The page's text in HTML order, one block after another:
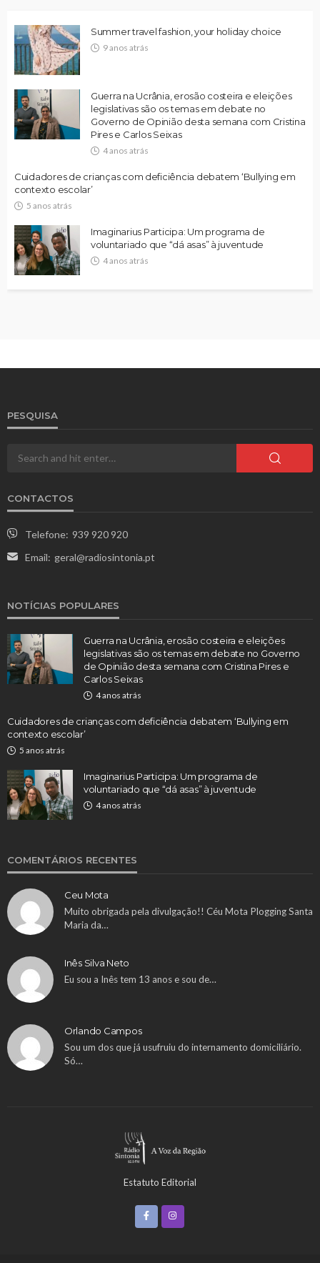
Summer travel fashion, your holiday choice
9 anos atrás
Guerra na Ucrânia, erosão costeira e eleições
legislativas são os temas em debate no
Governo de Opinião desta semana com Cristina
Pires e Carlos Seixas
4 anos atrás
Cuidadores de crianças com deficiência debatem ‘Bullying em
contexto escolar’
5 anos atrás
Imaginarius Participa: Um programa de
voluntariado que “dá asas” à juventude
4 anos atrás
PESQUISA
CONTACTOS
Telefone: 939 920 920
Email: geral@radiosintonia.pt
NOTÍCIAS POPULARES
Guerra na Ucrânia, erosão costeira e eleições
legislativas são os temas em debate no Governo
de Opinião desta semana com Cristina Pires e
Carlos Seixas
4 anos atrás
Cuidadores de crianças com deficiência debatem ‘Bullying em
contexto escolar’
5 anos atrás
Imaginarius Participa: Um programa de
voluntariado que “dá asas” à juventude
4 anos atrás
COMENTÁRIOS RECENTES
Ceu Mota
Muito obrigada pela divulgação!! Céu Mota Plogging Santa
Maria da…
Inês Silva Neto
Eu sou a Inês tem 13 anos e sou de…
Orlando Campos
Sou um dos que já usufruiu do internamento domiciliário.
Só…
Estatuto Editorial